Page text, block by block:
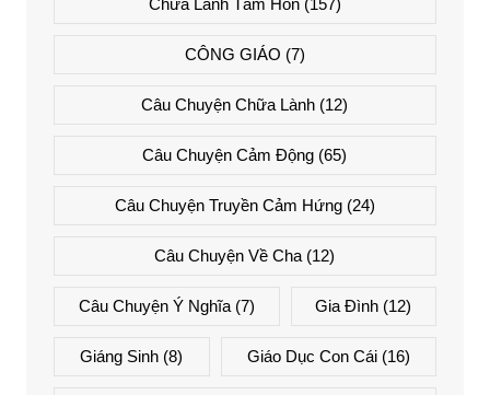
CÔNG GIÁO (7)
Câu Chuyện Chữa Lành (12)
Câu Chuyện Cảm Động (65)
Câu Chuyện Truyền Cảm Hứng(24)
Câu Chuyện Về Cha (12)
Câu Chuyện Ý Nghĩa(7) Gia Đình (12)
Giáng Sinh (8) Giáo Dục Con Cái(16)